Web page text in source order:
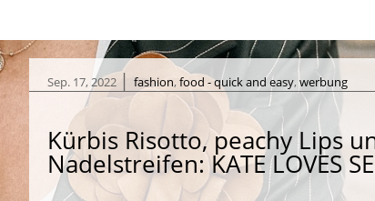
Sep. 17, 2022|fashion,food - quick and easy,werbung
Kürbis Risotto, peachy Lips
Nadelstreifen: KATE LOVES